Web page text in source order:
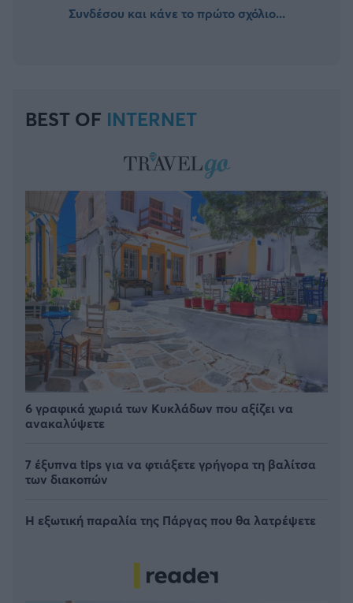
Συνδέσου και κάνε το πρώτο σχόλιο...
BEST OF INTERNET
6 γραφικά χωριά των Κυκλάδων που αξίζει να
ανακαλύψετε
7 έξυπνα tips για να φτιάξετε γρήγορα τη βαλίτσα
των διακοπών
Η εξωτική παραλία της Πάργας που θα λατρέψετε